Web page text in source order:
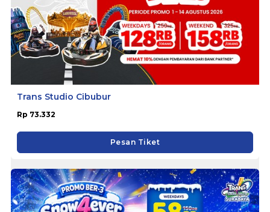
Trans Studio Cibubur
Rp 73.332
Pesan Tiket